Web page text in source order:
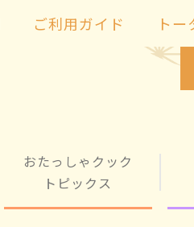
ご利用ガイド トー
おたっしゃクック
トピックス